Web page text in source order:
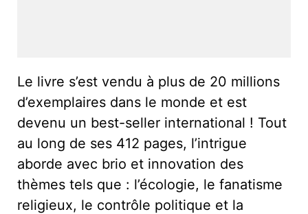
Le livre s’est vendu à plus de 20 millions
d’exemplaires dans le monde et est
devenu un best-seller international ! Tout
au long de ses 412 pages, l’intrigue
aborde avec brio et innovation des
thèmes tels que : l’écologie, le fanatisme
religieux, le contrôle politique et la